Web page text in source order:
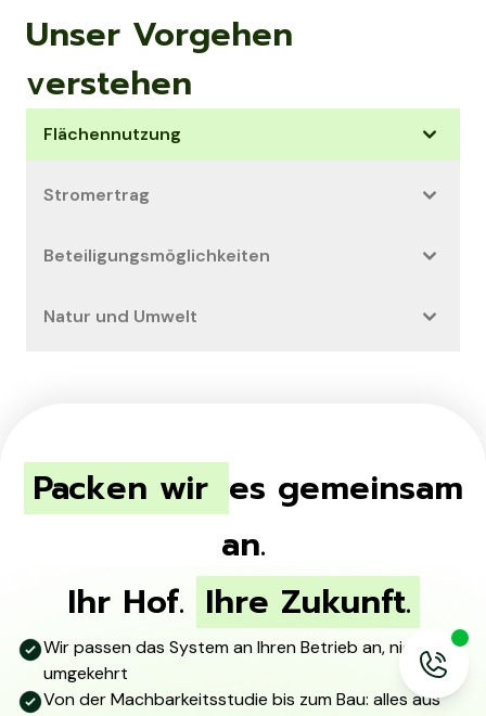
Unser Vorgehen
verstehen
Flächennutzung
Stromertrag
Beteiligungsmöglichkeiten
Natur und Umwelt
Packen wir es gemeinsam
an.
Ihr Hof. Ihre Zukunft.
Wir passen das System an Ihren Betrieb an, nicht
umgekehrt
Von der Machbarkeitsstudie bis zum Bau: alles aus